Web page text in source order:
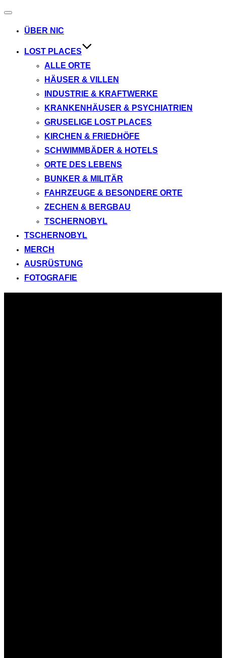
Navigation
ÜBER NIC
LOST PLACES
ALLE ORTE
HÄUSER & VILLEN
INDUSTRIE & KRAFTWERKE
KRANKENHÄUSER & PSYCHIATRIEN
GRUSELIGE LOST PLACES
KIRCHEN & FRIEDHÖFE
SCHWIMMBÄDER & HOTELS
ORTE DES LEBENS
BUNKER & MILITÄR
FAHRZEUGE & BESONDERE ORTE
ZECHEN & BERGBAU
TSCHERNOBYL
TSCHERNOBYL
MERCH
AUSRÜSTUNG
FOTOGRAFIE